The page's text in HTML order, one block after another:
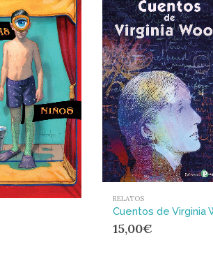
RELATOS
15,00€